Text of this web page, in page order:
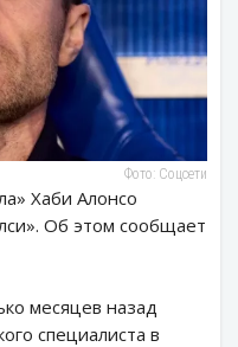
Фото: Соцсети
Хаби Алонсо
Об этом сообщает
месяцев назад
специалиста в